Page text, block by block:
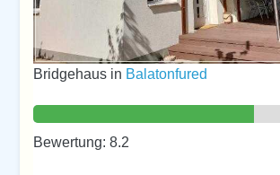
Bridgehaus in Balatonfured
Bewertung: 8.2